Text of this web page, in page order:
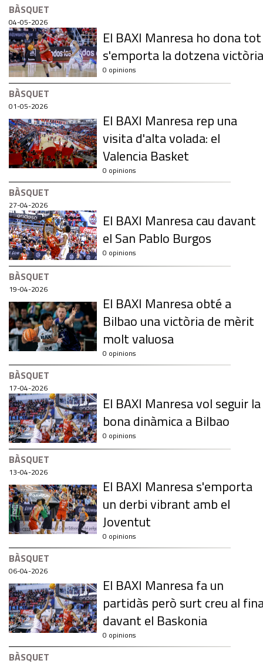
BÀSQUET
04-05-2026
El BAXI Manresa ho dona
s'emporta la dotzena victòria
0 opinions
BÀSQUET
01-05-2026
El BAXI Manresa rep una
visita d'alta volada: el
Valencia Basket
0 opinions
BÀSQUET
27-04-2026
El BAXI Manresa cau davant
el San Pablo Burgos
0 opinions
BÀSQUET
19-04-2026
El BAXI Manresa obté a
Bilbao una victòria de mèrit
molt valuosa
0 opinions
BÀSQUET
17-04-2026
El BAXI Manresa vol seguir la
bona dinàmica a Bilbao
0 opinions
BÀSQUET
13-04-2026
El BAXI Manresa s'emporta
un derbi vibrant amb el
Joventut
0 opinions
BÀSQUET
06-04-2026
El BAXI Manresa fa un
partidàs però surt creu al
davant el Baskonia
0 opinions
BÀSQUET